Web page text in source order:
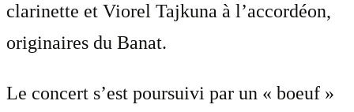
clarinette et Viorel Tajkuna à l’accordéon,
originaires du Banat.
Le concert s’est poursuivi par un « boeuf »